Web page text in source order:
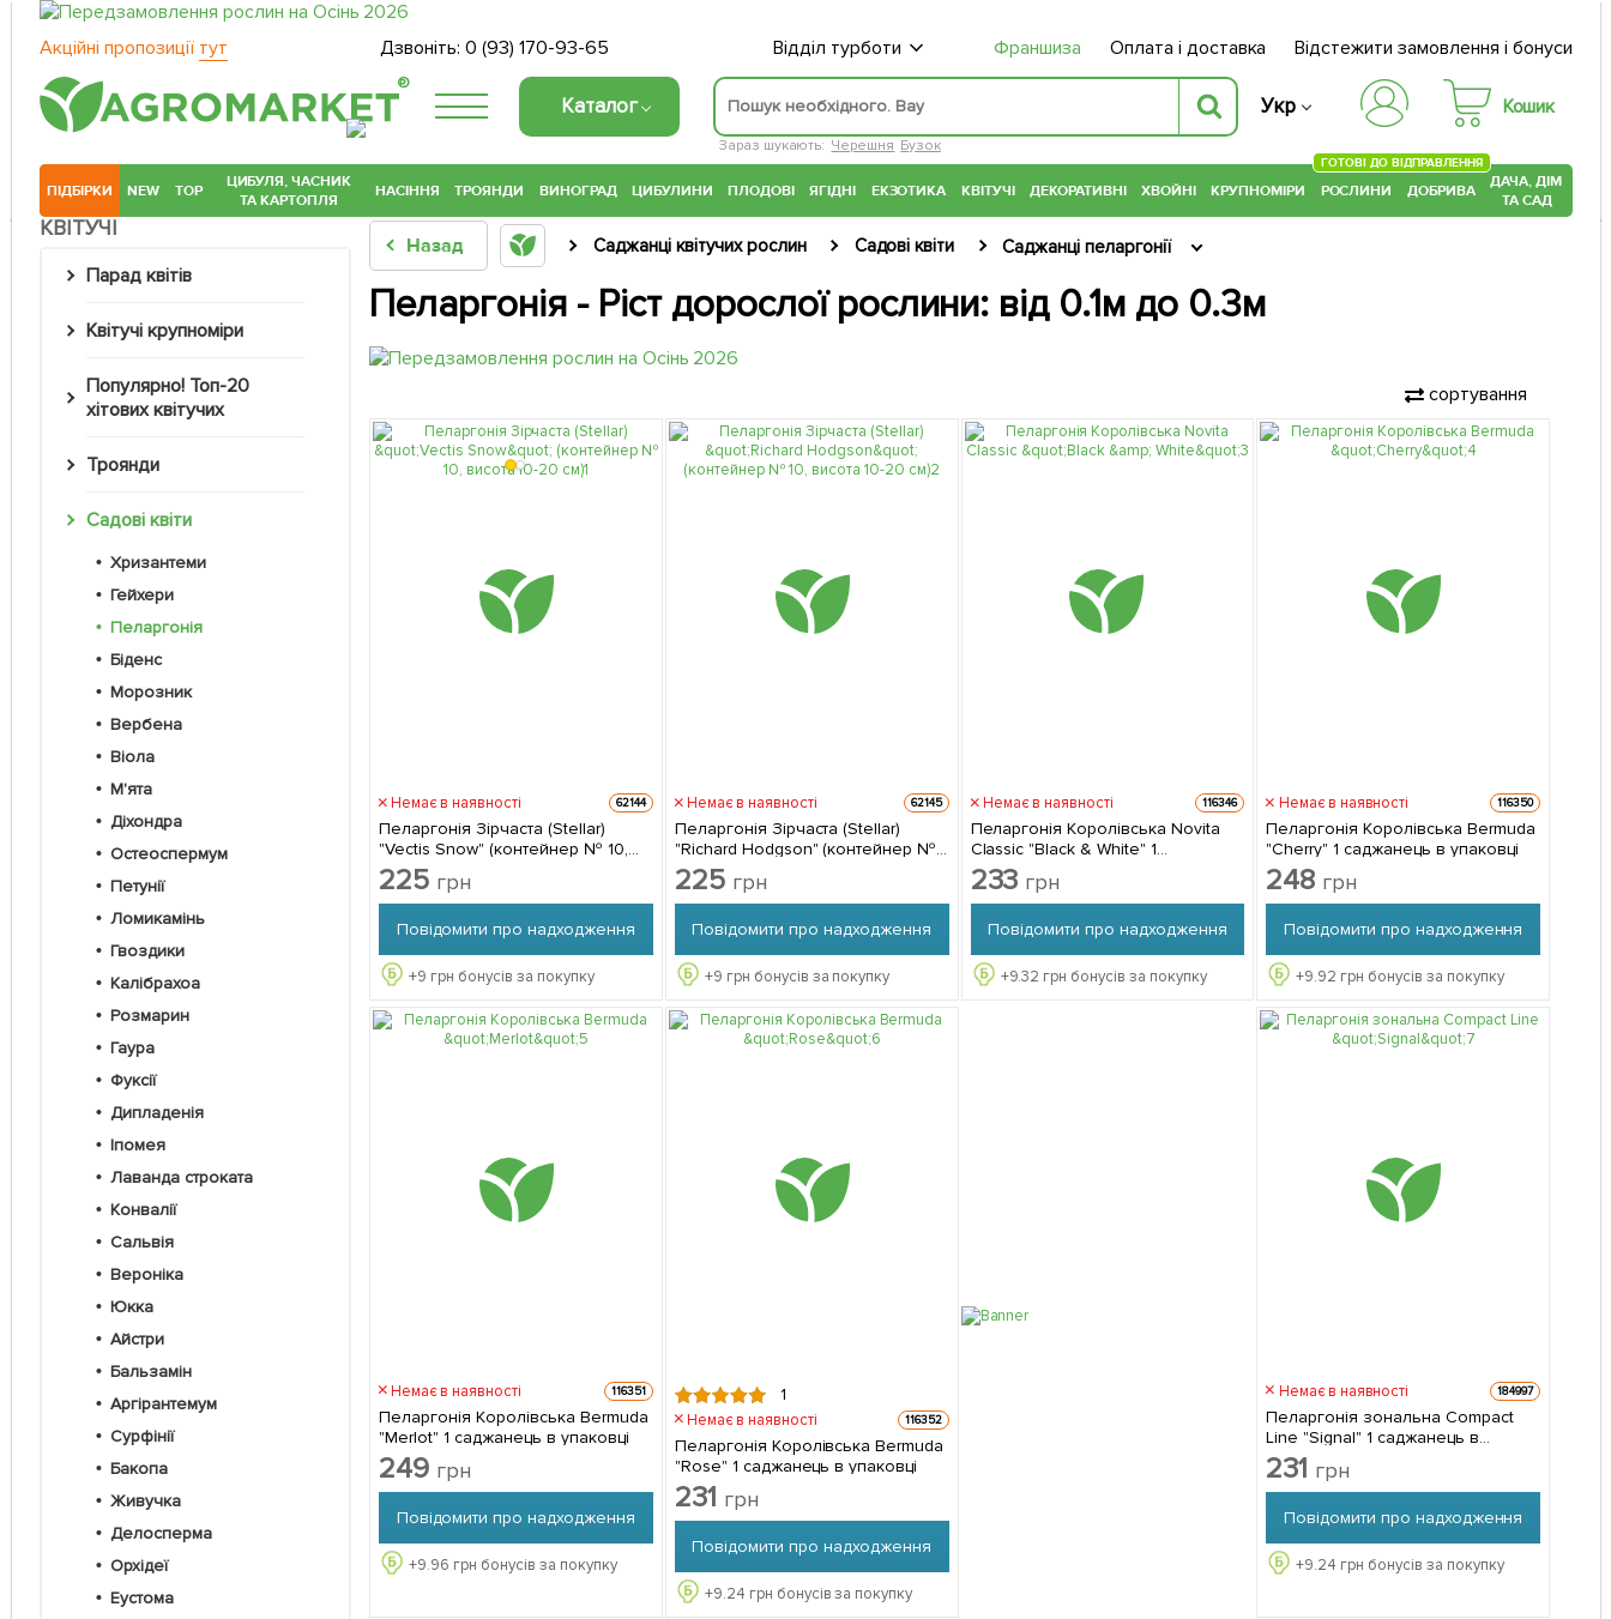
Акційні пропозиції тут Дзвоніть: 0 (93) 170-93-65 Відділ турботи Франшиза Оплата і доставка Відстежити замовлення і бонуси
®
Каталог
Зараз шукають: Черешня Бузок
Укр Кошик
ПІДБІРКИ NEW TOP
ЦИБУЛЯ, ЧАСНИК
ТА КАРТОПЛЯ
НАСІННЯ ТРОЯНДИ ВИНОГРАД ЦИБУЛИНИ ПЛОДОВІ ЯГІДНІ ЕКЗОТИКА КВІТУЧІ ДЕКОРАТИВНІ ХВОЙНІ КРУПНОМІРИ РОСЛИНИ
ГОТОВІ ДО ВІДПРАВЛЕННЯ
ДОБРИВА
ДАЧА, ДІМ
ТА САД
КВІТУЧІ
Парад квітів
Квітучі крупноміри
Популярно! Топ-20
хітових квітучих
Троянди
Садові квіти
Хризантеми
Гейхери
Пеларгонія
Біденс
Морозник
Вербена
Віола
М'ята
Діхондра
Остеоспермум
Петунії
Ломикамінь
Гвоздики
Калібрахоа
Розмарин
Гаура
Фуксії
Дипладенія
Іпомея
Лаванда строката
Конвалії
Сальвія
Вероніка
Юкка
Айстри
Бальзамін
Аргірантемум
Сурфінії
Бакопа
Живучка
Делосперма
Орхідеї
Еустома
Назад Саджанці квітучих рослин Садові квіти Саджанці пеларгонії
Пеларгонія - Ріст дорослої рослини: від 0.1м до 0.3м
сортування
Немає в наявності 62144
Пеларгонія Зірчаста (Stellar)
"Vectis Snow" (контейнер № 10,
висота 10-20 см)
225 грн
Повідомити про надходження
+9 грн бонусів за покупку
Немає в наявності 62145
Пеларгонія Зірчаста (Stellar)
"Richard Hodgson" (контейнер №
10, висота 10-20 см)
225 грн
Повідомити про надходження
+9 грн бонусів за покупку
Немає в наявності 116346
Пеларгонія Королівська Novita
Classic "Black & White" 1
саджанець в упаковці
233 грн
Повідомити про надходження
+9.32 грн бонусів за покупку
Немає в наявності 116350
Пеларгонія Королівська Bermuda
"Cherry" 1 саджанець в упаковці
248 грн
Повідомити про надходження
+9.92 грн бонусів за покупку
Немає в наявності 116351
Пеларгонія Королівська Bermuda
"Merlot" 1 саджанець в упаковці
249 грн
Повідомити про надходження
+9.96 грн бонусів за покупку
1
Немає в наявності 116352
Пеларгонія Королівська Bermuda
"Rose" 1 саджанець в упаковці
231 грн
Повідомити про надходження
+9.24 грн бонусів за покупку
Немає в наявності 184997
Пеларгонія зональна Compact
Line "Signal" 1 саджанець в
упаковці
231 грн
Повідомити про надходження
+9.24 грн бонусів за покупку